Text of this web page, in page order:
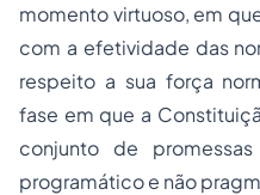
momento virtuoso, em
com a efetividade das
respeito a sua força
fase em que a
conjunto de
programático e não